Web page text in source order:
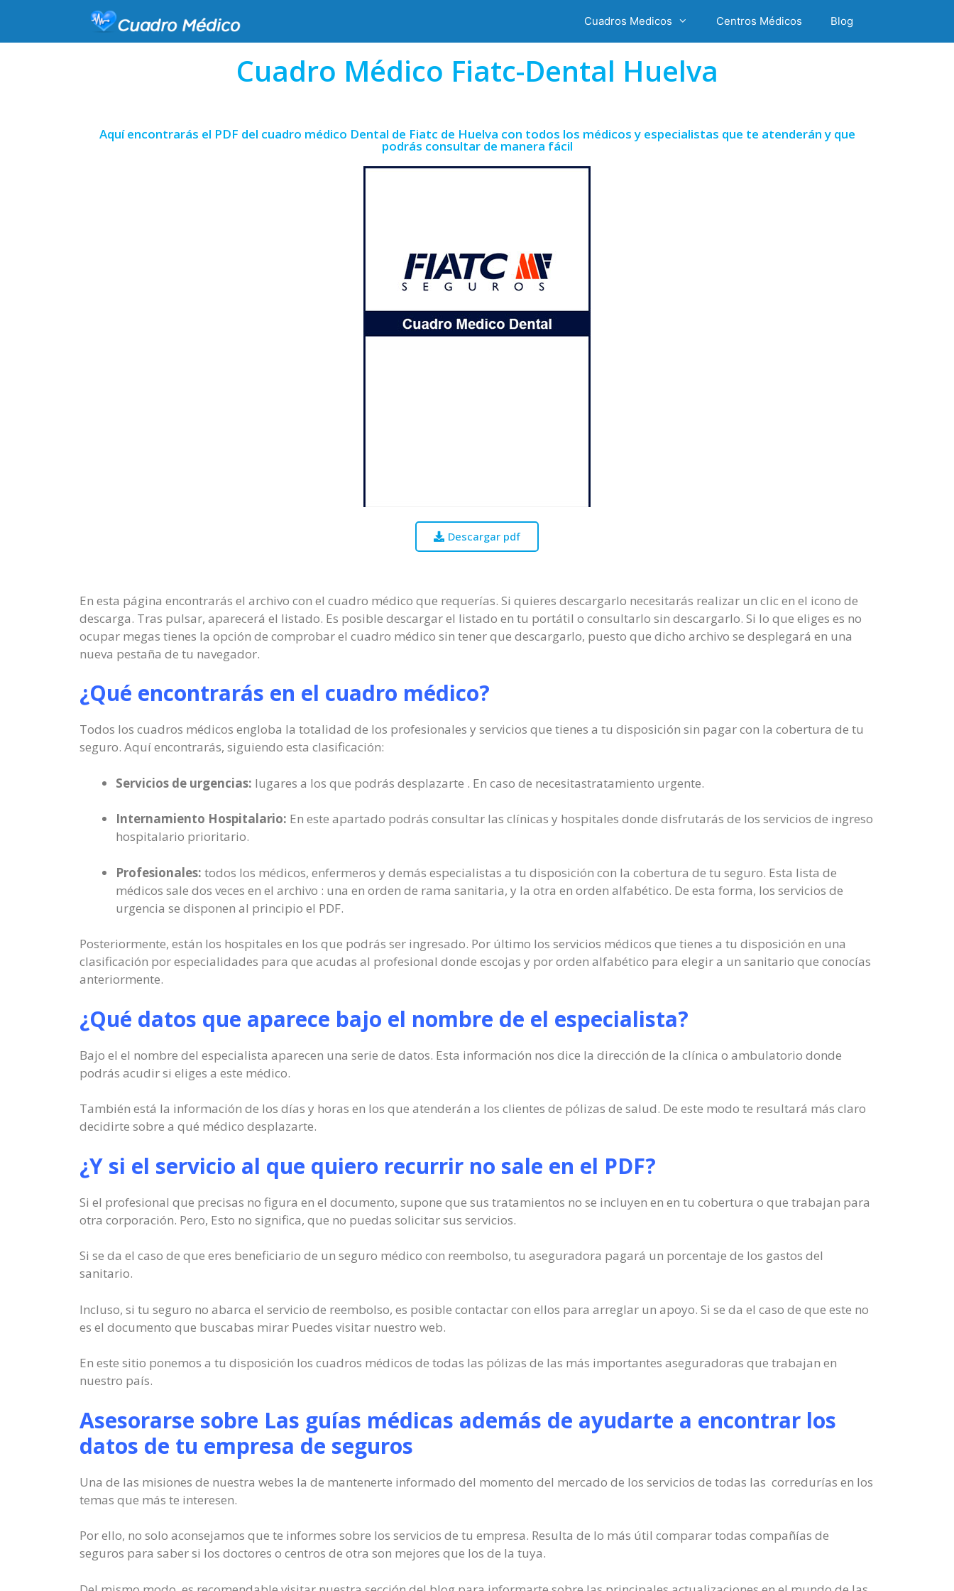
Cuadros Medicos Centros Médicos Blog
Cuadro Médico Fiatc-Dental Huelva
Aquí encontrarás el PDF del cuadro médico Dental de Fiatc de Huelva con todos los médicos y especialistas que te atenderán y que
podrás consultar de manera fácil
Descargar pdf
En esta página encontrarás el archivo con el cuadro médico que requerías. Si quieres descargarlo necesitarás realizar un clic en el icono de
descarga. Tras pulsar, aparecerá el listado. Es posible descargar el listado en tu portátil o consultarlo sin descargarlo. Si lo que eliges es no
ocupar megas tienes la opción de comprobar el cuadro médico sin tener que descargarlo, puesto que dicho archivo se desplegará en una
nueva pestaña de tu navegador.
¿Qué encontrarás en el cuadro médico?
Todos los cuadros médicos engloba la totalidad de los profesionales y servicios que tienes a tu disposición sin pagar con la cobertura de tu
seguro. Aquí encontrarás, siguiendo esta clasificación:
Servicios de urgencias: lugares a los que podrás desplazarte . En caso de necesitastratamiento urgente.
Internamiento Hospitalario: En este apartado podrás consultar las clínicas y hospitales donde disfrutarás de los servicios de ingreso
hospitalario prioritario.
Profesionales: todos los médicos, enfermeros y demás especialistas a tu disposición con la cobertura de tu seguro. Esta lista de
médicos sale dos veces en el archivo : una en orden de rama sanitaria, y la otra en orden alfabético. De esta forma, los servicios de
urgencia se disponen al principio el PDF.
Posteriormente, están los hospitales en los que podrás ser ingresado. Por último los servicios médicos que tienes a tu disposición en una
clasificación por especialidades para que acudas al profesional donde escojas y por orden alfabético para elegir a un sanitario que conocías
anteriormente.
¿Qué datos que aparece bajo el nombre de el especialista?
Bajo el el nombre del especialista aparecen una serie de datos. Esta información nos dice la dirección de la clínica o ambulatorio donde
podrás acudir si eliges a este médico.
También está la información de los días y horas en los que atenderán a los clientes de pólizas de salud. De este modo te resultará más claro
decidirte sobre a qué médico desplazarte.
¿Y si el servicio al que quiero recurrir no sale en el PDF?
Si el profesional que precisas no figura en el documento, supone que sus tratamientos no se incluyen en en tu cobertura o que trabajan para
otra corporación. Pero, Esto no significa, que no puedas solicitar sus servicios.
Si se da el caso de que eres beneficiario de un seguro médico con reembolso, tu aseguradora pagará un porcentaje de los gastos del
sanitario.
Incluso, si tu seguro no abarca el servicio de reembolso, es posible contactar con ellos para arreglar un apoyo. Si se da el caso de que este no
es el documento que buscabas mirar Puedes visitar nuestro web.
En este sitio ponemos a tu disposición los cuadros médicos de todas las pólizas de las más importantes aseguradoras que trabajan en
nuestro país.
Asesorarse sobre Las guías médicas además de ayudarte a encontrar los
datos de tu empresa de seguros
Una de las misiones de nuestra webes la de mantenerte informado del momento del mercado de los servicios de todas las corredurías en los
temas que más te interesen.
Por ello, no solo aconsejamos que te informes sobre los servicios de tu empresa. Resulta de lo más útil comparar todas compañías de
seguros para saber si los doctores o centros de otra son mejores que los de la tuya.